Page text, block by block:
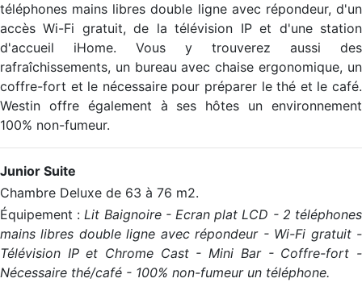
téléphones mains libres double ligne avec répondeur, d'un
accès Wi-Fi gratuit, de la télévision IP et d'une station
d'accueil iHome. Vous y trouverez aussi des
rafraîchissements, un bureau avec chaise ergonomique, un
coffre-fort et le nécessaire pour préparer le thé et le café.
Westin offre également à ses hôtes un environnement
100% non-fumeur.
Junior Suite
Chambre Deluxe de 63 à 76 m2.
Équipement :Lit Baignoire - Ecran plat LCD - 2 téléphones
mains libres double ligne avec répondeur - Wi-Fi gratuit -
Télévision IP et Chrome Cast - Mini Bar - Coffre-fort -
Nécessaire thé/café - 100% non-fumeur un téléphone.